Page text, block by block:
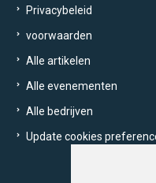
Privacybeleid
voorwaarden
Alle artikelen
Alle evenementen
Alle bedrijven
Update cookies